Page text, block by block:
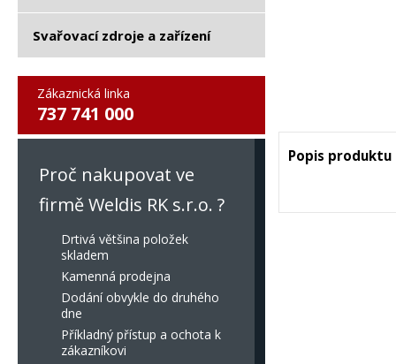
Svařovací zdroje a zařízení
Zákaznická linka
737 741 000
Proč nakupovat ve
firmě Weldis RK s.r.o. ?
Drtivá většina položek
skladem
Kamenná prodejna
Dodání obvykle do druhého
dne
Příkladný přístup a ochota k
zákazníkovi
Popis produktu